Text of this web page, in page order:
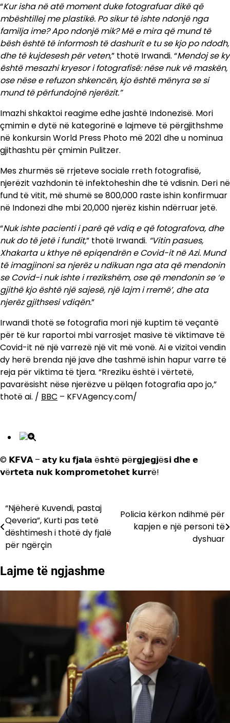
“Kur isha në atë moment duke fotografuar dikë që
mbështillej me plastikë. Po sikur të ishte ndonjë nga
familja ime? Apo ndonjë mik? Më e mira që mund të
bësh është të informosh të dashurit e tu se kjo po ndodh,
dhe të kujdesesh për veten,” thotë Irwandi. “Mendoj se ky
është mesazhi kryesor i fotografisë: nëse nuk vë maskën,
ose nëse e refuzon shkencën, kjo është mënyra se si
mund të përfundojnë njerëzit.”
Imazhi shkaktoi reagime edhe jashtë Indonezisë. Mori
çmimin e dytë në kategorinë e lajmeve të përgjithshme
në konkursin World Press Photo më 2021 dhe u nominua
gjithashtu për çmimin Pulitzer.
Mes zhurmës së rrjeteve sociale rreth fotografisë,
njerëzit vazhdonin të infektoheshin dhe të vdisnin. Deri në
fund të vitit, më shumë se 800,000 raste ishin konfirmuar
në Indonezi dhe mbi 20,000 njerëz kishin ndërruar jetë.
“Nuk ishte pacienti i parë që vdiq e që fotografova, dhe
nuk do të jetë i fundit,” thotë Irwandi. “Vitin pasues,
Xhakarta u kthye në epiqendrën e Covid-it në Azi. Mund
të imagjinoni sa njerëz u ndikuan nga ata që mendonin
se Covid-i nuk ishte i rrezikshëm, ose që mendonin se ‘e
gjithë kjo është një sajesë, një lajm i rremë’, dhe ata
njerëz gjithsesi vdiqën.”
Irwandi thotë se fotografia mori një kuptim të veçantë
për të kur raportoi mbi varrosjet masive të viktimave të
Covid-it në një varrezë një vit më vonë. Ai e vizitoi vendin
dy herë brenda një jave dhe tashmë ishin hapur varre të
reja për viktima të tjera. “Rreziku është i vërtetë,
pavarësisht nëse njerëzve u pëlqen fotografia apo jo,”
thotë ai. / BBC – KFVAgency.com/
© 𝗞𝗙𝗩𝗔 – 𝗮𝘁𝘆 𝗸𝘂 𝗳𝗷𝗮𝗹𝗮 ë𝘀𝗵𝘁ë 𝗽ë𝗿𝗴𝗷𝗲𝗴𝗷ë𝘀𝗶 𝗱𝗵𝗲 𝗲
𝘃ë𝗿𝘁𝗲𝘁𝗮 𝗻𝘂𝗸 𝗸𝗼𝗺𝗽𝗿𝗼𝗺𝗲𝘁𝗼𝗵𝗲𝘁 𝗸𝘂𝗿𝗿ë!
Lëvizje
te
postimet
“Njëherë Kuvendi, pastaj
Qeveria”, Kurti pas tetë
dështimesh i thotë dy fjalë
për ngërçin
Policia kërkon ndihmë për
kapjen e një personi të
dyshuar
Lajme të ngjashme